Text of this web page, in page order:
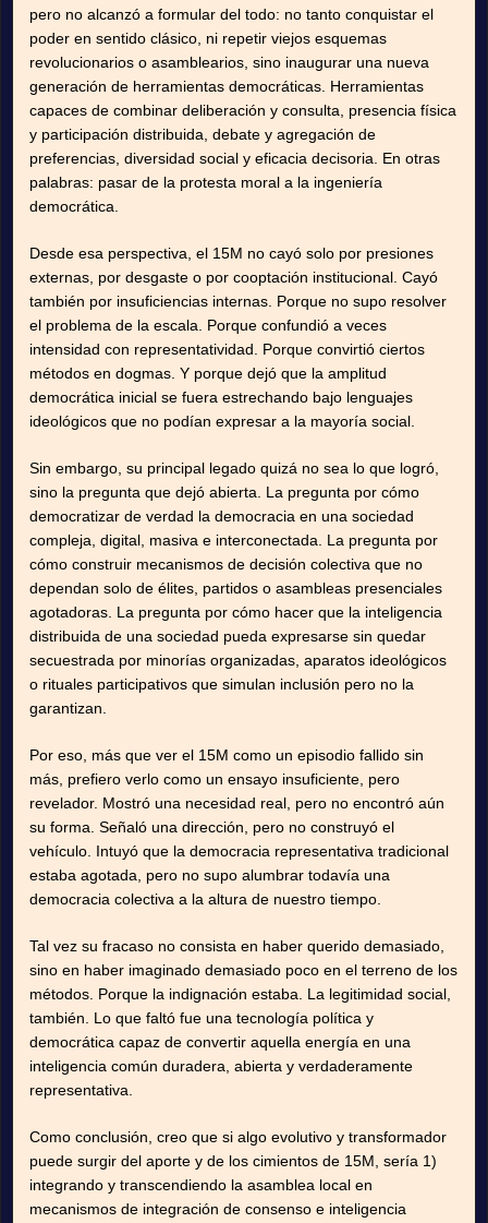
pero no alcanzó a formular del todo: no tanto conquistar el
poder en sentido clásico, ni repetir viejos esquemas
revolucionarios o asamblearios, sino inaugurar una nueva
generación de herramientas democráticas. Herramientas
capaces de combinar deliberación y consulta, presencia física
y participación distribuida, debate y agregación de
preferencias, diversidad social y eficacia decisoria. En otras
palabras: pasar de la protesta moral a la ingeniería
democrática.
Desde esa perspectiva, el 15M no cayó solo por presiones
externas, por desgaste o por cooptación institucional. Cayó
también por insuficiencias internas. Porque no supo resolver
el problema de la escala. Porque confundió a veces
intensidad con representatividad. Porque convirtió ciertos
métodos en dogmas. Y porque dejó que la amplitud
democrática inicial se fuera estrechando bajo lenguajes
ideológicos que no podían expresar a la mayoría social.
Sin embargo, su principal legado quizá no sea lo que logró,
sino la pregunta que dejó abierta. La pregunta por cómo
democratizar de verdad la democracia en una sociedad
compleja, digital, masiva e interconectada. La pregunta por
cómo construir mecanismos de decisión colectiva que no
dependan solo de élites, partidos o asambleas presenciales
agotadoras. La pregunta por cómo hacer que la inteligencia
distribuida de una sociedad pueda expresarse sin quedar
secuestrada por minorías organizadas, aparatos ideológicos
o rituales participativos que simulan inclusión pero no la
garantizan.
Por eso, más que ver el 15M como un episodio fallido sin
más, prefiero verlo como un ensayo insuficiente, pero
revelador. Mostró una necesidad real, pero no encontró aún
su forma. Señaló una dirección, pero no construyó el
vehículo. Intuyó que la democracia representativa tradicional
estaba agotada, pero no supo alumbrar todavía una
democracia colectiva a la altura de nuestro tiempo.
Tal vez su fracaso no consista en haber querido demasiado,
sino en haber imaginado demasiado poco en el terreno de los
métodos. Porque la indignación estaba. La legitimidad social,
también. Lo que faltó fue una tecnología política y
democrática capaz de convertir aquella energía en una
inteligencia común duradera, abierta y verdaderamente
representativa.
Como conclusión, creo que si algo evolutivo y transformador
puede surgir del aporte y de los cimientos de 15M, sería 1)
integrando y transcendiendo la asamblea local en
mecanismos de integración de consenso e inteligencia